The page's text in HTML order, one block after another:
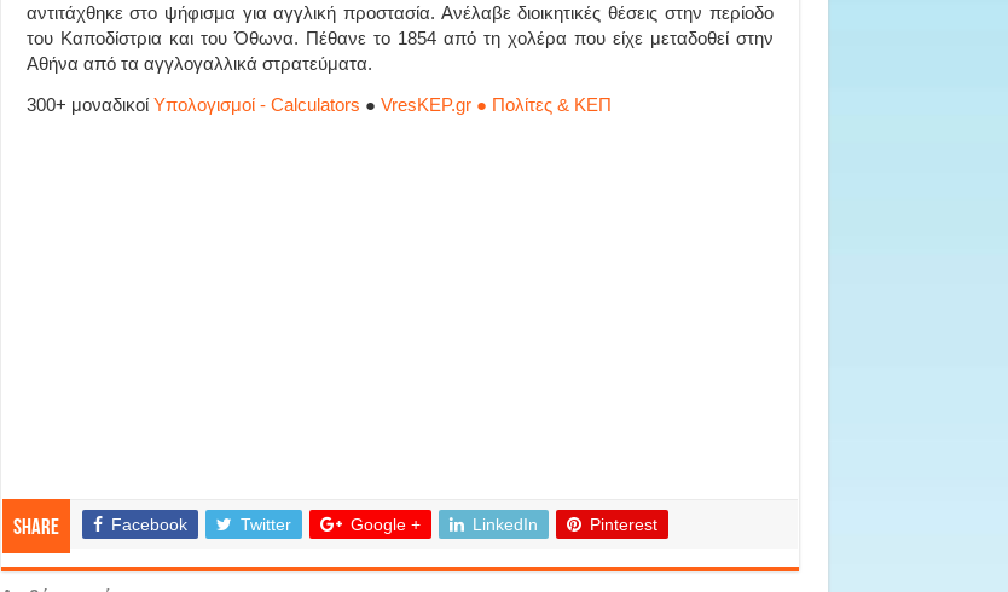
αντιτάχθηκε στο ψήφισμα για αγγλική προστασία. Ανέλαβε διοικητικές θέσεις στην περίοδο
του Καποδίστρια και του Όθωνα. Πέθανε το 1854 από τη χολέρα που είχε μεταδοθεί στην
Αθήνα από τα αγγλογαλλικά στρατεύματα.
300+ μοναδικοί Υπολογισμοί - Calculators ● VresKEP.gr ● Πολίτες & ΚΕΠ
Share Facebook Twitter Google + LinkedIn Pinterest